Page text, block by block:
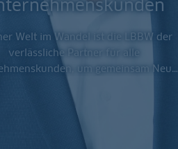
Welt im Wandel ist die LBBW der
verlässliche Partner für alle
um gemeinsam Neues
zu schaffen.